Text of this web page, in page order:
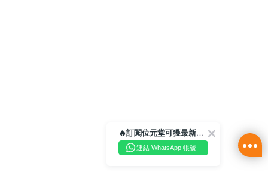
🔥訂閱位元堂可獲最新優惠及活動資訊🔥
連結 WhatsApp 帳號